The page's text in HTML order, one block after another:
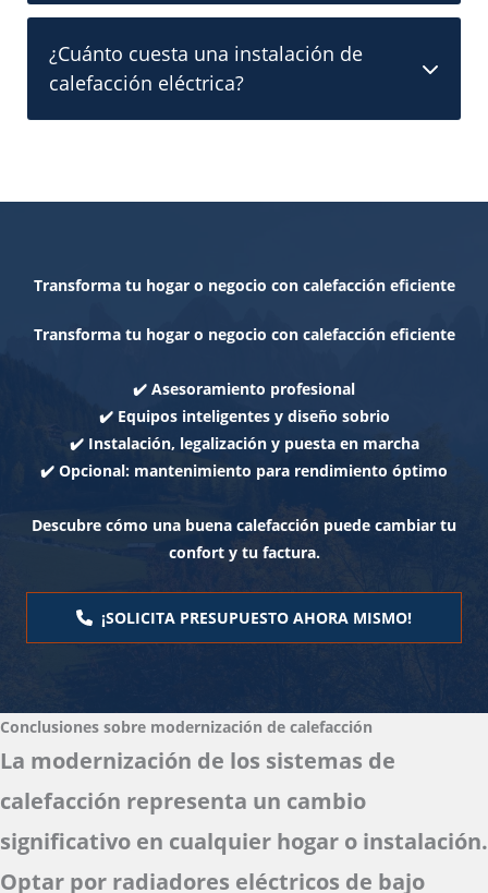
¿Cuánto cuesta una instalación de
calefacción eléctrica?
Transforma tu hogar o negocio con calefacción eficiente
Transforma tu hogar o negocio con calefacción eficiente
✔️ Asesoramiento profesional
✔️ Equipos inteligentes y diseño sobrio
✔️ Instalación, legalización y puesta en marcha
✔️ Opcional: mantenimiento para rendimiento óptimo
Descubre cómo una buena calefacción puede cambiar tu
confort y tu factura.
¡SOLICITA PRESUPUESTO AHORA MISMO!
Conclusiones sobre modernización de calefacción
La modernización de los sistemas de
calefacción representa un cambio
significativo en cualquier hogar o instalación.
Optar por radiadores eléctricos de bajo